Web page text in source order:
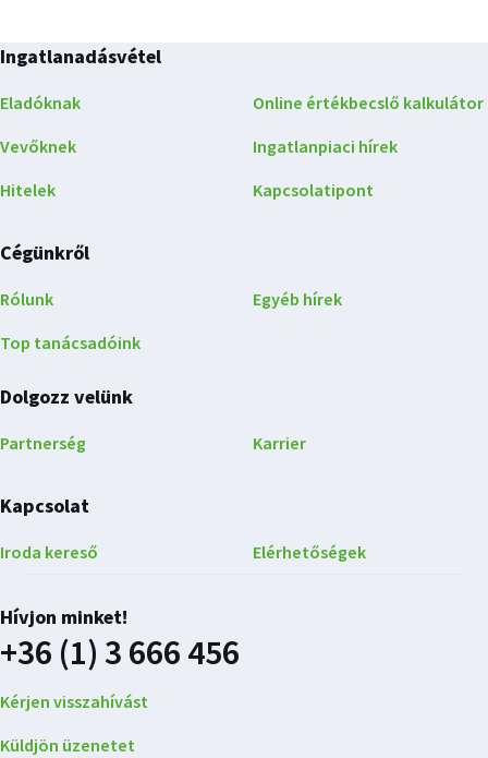
Ingatlanadásvétel
Eladóknak
Vevőknek
Hitelek
Online értékbecslő kalkulátor
Ingatlanpiaci hírek
Kapcsolatipont
Cégünkről
Rólunk
Top tanácsadóink
Egyéb hírek
Dolgozz velünk
Partnerség Karrier
Kapcsolat
Iroda kereső Elérhetőségek
Hívjon minket!
+36 (1) 3 666 456
Kérjen visszahívást
Küldjön üzenetet